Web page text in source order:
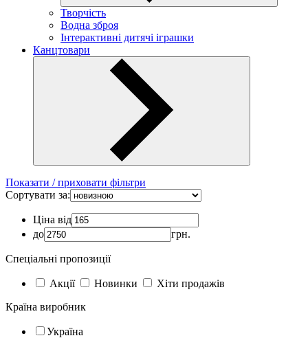
Творчість
Водна зброя
Інтерактивні дитячі іграшки
Канцтовари
Показати / приховати фільтри
Сортувати за:
Ціна від
до
грн.
Спеціальні пропозиції
Акції Новинки
Хіти продажів
Країна виробник
Україна